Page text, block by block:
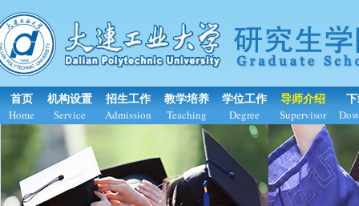
首页
Home
机构设置
Service
招生工作
Admission
教学培养
Teaching
学位工作
Degree
导师介绍
Supervisor